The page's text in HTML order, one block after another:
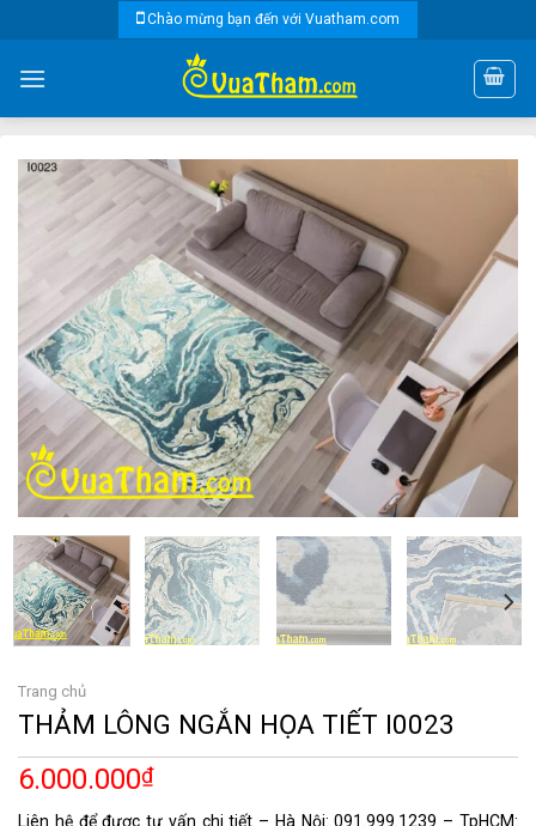
content
Chào mừng bạn đến với Vuatham.com
Trang chủ
THẢM LÔNG NGẮN HỌA TIẾT I0023
6.000.000₫
Liên hệ để được tư vấn chi tiết – Hà Nội: 091.999.1239 – TpHCM: